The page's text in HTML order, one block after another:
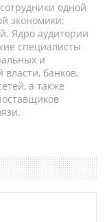
одной
экономики:
Ядро аудитории
специалисты
и
власти, банков,
а также